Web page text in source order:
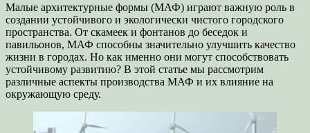
Малые архитектурные формы (МАФ) играют важную роль в
создании устойчивого и экологически чистого городского
пространства. От скамеек и фонтанов до беседок и
павильонов, МАФ способны значительно улучшить качество
жизни в городах. Но как именно они могут способствовать
устойчивому развитию? В этой статье мы рассмотрим
различные аспекты производства МАФ и их влияние на
окружающую среду.